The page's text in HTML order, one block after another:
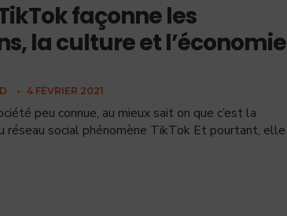
façonne les
la culture et l’économie
• 4 FÉVRIER 2021
peu connue, au mieux sait on que c’est la
réseau social phénomène TikTok Et pourtant, elle